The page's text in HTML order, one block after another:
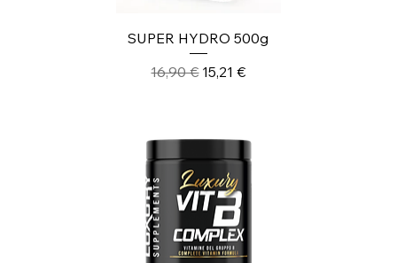
SUPER HYDRO 500g
Prezzo regolare
16,90 € Prezzo scontato
15,21 €